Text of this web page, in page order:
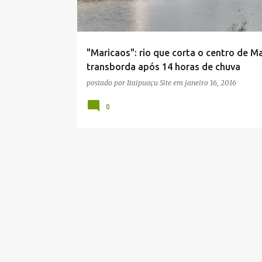
a
"Maricaos": rio que corta o centro de
transborda após 14 horas de chuva
postado por Itaipuaçu Site em janeiro 16, 2016
0